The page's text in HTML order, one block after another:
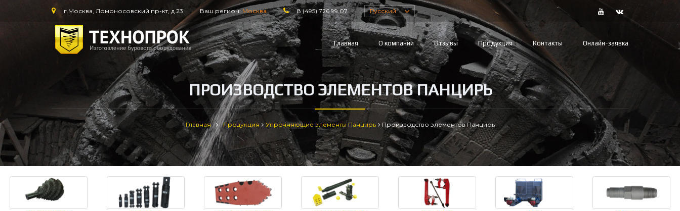
г.Москва, Ломоносовский пр-кт, д.23 Ваш регион: Москва 8 (495) 726 99 07 Русский
Главная О компании Отзывы Продукция Контакты Онлайн-заявка
ПРОИЗВОДСТВО ЭЛЕМЕНТОВ ПАНЦИРЬ
Главная Продукция Упрочняющие элементы Панцирь Производство элементов Панцирь